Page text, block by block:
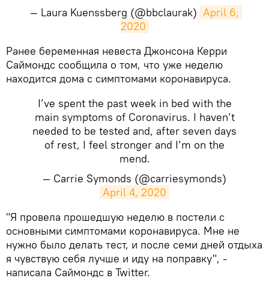
— Laura Kuenssberg (@bbclaurak) April 6,
2020
​Ранее беременная невеста Джонсона Керри
Саймондс сообщила о том, что уже неделю
находится дома с симптомами коронавируса.
I’ve spent the past week in bed with the
main symptoms of Coronavirus. I haven’t
needed to be tested and, after seven days
of rest, I feel stronger and I’m on the
mend.
— Carrie Symonds (@carriesymonds)
April 4, 2020
​"Я провела прошедшую неделю в постели с
основными симптомами коронавируса. Мне не
нужно было делать тест, и после семи дней отдыха
я чувствую себя лучше и иду на поправку", -
написала Саймондс в Twitter.